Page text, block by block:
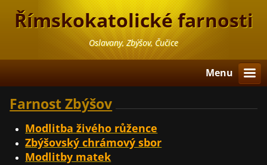
Římskokatolické farnosti
Oslavany, Zbýšov, Čučice
Menu
Farnost Zbýšov
Modlitba živého růžence
Zbýšovský chrámový sbor
Modlitby matek